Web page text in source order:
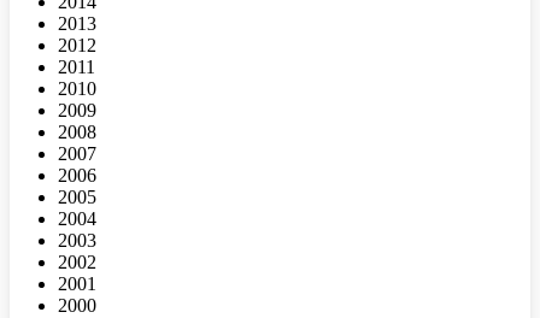
2013
2012
2011
2010
2009
2008
2007
2006
2005
2004
2003
2002
2001
2000